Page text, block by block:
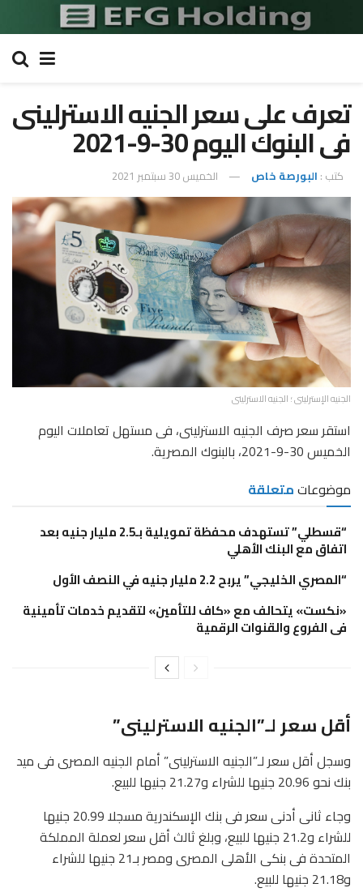
تعرف على سعر الجنيه الاسترلينى
فى البنوك اليوم 30-9-2021
كتب : البورصة خاص الخميس 30 سبتمبر 2021
الجنيه الإسترلينى ؛ الجنيه الاسترلينى
استقر سعر صرف الجنيه الاسترلينى، فى مستهل تعاملات اليوم
الخميس 30-9-2021، بالبنوك المصرية.
موضوعاتمتعلقة
“قسطلي” تستهدف محفظة تمويلية بـ2.5 مليار جنيه بعد
اتفاق مع البنك الأهلي
“المصري الخليجي” يربح 2.2 مليار جنيه في النصف الأول
«نكست» يتحالف مع «كاف للتأمين» لتقديم خدمات تأمينية
فى الفروع والقنوات الرقمية
أقل سعر لـ”الجنيه الاسترلينى”
وسجل أقل سعر لـ”الجنيه الاسترلينى” أمام الجنيه المصرى فى ميد
بنك نحو 20.96 جنيها للشراء و21.27 جنيها للبيع.
وجاء ثانى أدنى سعر فى بنك الإسكندرية مسجلا 20.99 جنيها
للشراء و21.2 جنيها للبيع، وبلغ ثالث أقل سعر لعملة المملكة
المتحدة فى بنكى الأهلى المصرى ومصر بـ21 جنيها للشراء
و21.18 جنيها للبيع.